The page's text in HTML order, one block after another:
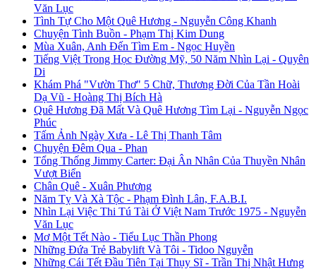
Văn Lục
Tình Tự Cho Một Quê Hương - Nguyễn Công Khanh
Chuyện Tình Buồn - Phạm Thị Kim Dung
Mùa Xuân, Anh Đến Tìm Em - Ngọc Huyền
Tiếng Việt Trong Học Đường Mỹ, 50 Năm Nhìn Lại - Quyên
Di
Khám Phá "Vườn Thơ" 5 Chữ, Thương Đời Của Tần Hoài
Dạ Vũ - Hoàng Thị Bích Hà
Quê Hương Đã Mất Và Quê Hương Tìm Lại - Nguyễn Ngọc
Phúc
Tấm Ảnh Ngày Xưa - Lê Thị Thanh Tâm
Chuyện Đêm Qua - Phan
Tổng Thống Jimmy Carter: Đại Ân Nhân Của Thuyền Nhân
Vượt Biển
Chân Quê - Xuân Phương
Năm Tỵ Và Xà Tộc - Phạm Đình Lân, F.A.B.I.
Nhìn Lại Việc Thi Tú Tài Ở Việt Nam Trước 1975 - Nguyễn
Văn Lục
Mơ Một Tết Nào - Tiểu Lục Thần Phong
Những Đứa Trẻ Babylift Và Tôi - Tidoo Nguyễn
Những Cái Tết Đầu Tiên Tại Thụy Sĩ - Trần Thị Nhật Hưng